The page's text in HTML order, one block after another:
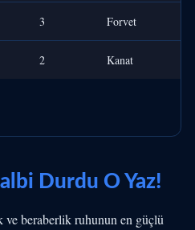
3 Forvet
2 Kanat
Durdu O Yaz!
beraberlik ruhunun en güçlü